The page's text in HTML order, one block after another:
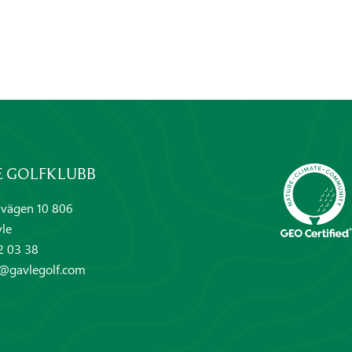
GOLFKLUBB
10 806
03 38